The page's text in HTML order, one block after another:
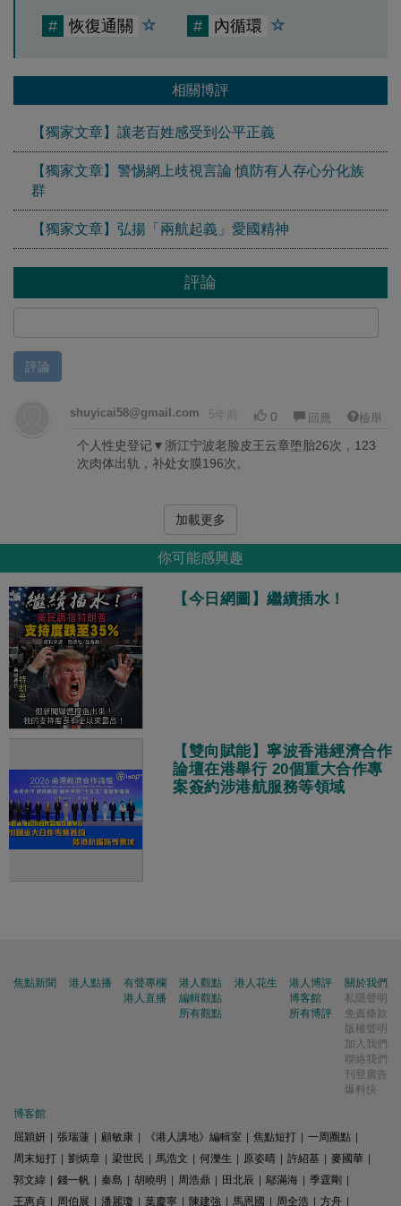
# 恢復通關 # 內循環
相關博評
【獨家文章】讓老百姓感受到公平正義
【獨家文章】警惕網上歧視言論 慎防有人存心分化族
群
【獨家文章】弘揚「兩航起義」愛國精神
評論
評論
shuyicai58@gmail.com 5年前 0 回應 檢舉
个人性史登记▼浙江宁波老脸皮王云章堕胎26次，123
次肉体出轨，补处女膜196次。
加載更多
你可能感興趣
【今日網圖】繼續插水！
【雙向賦能】寧波香港經濟合作
論壇在港舉行 20個重大合作專
案簽約涉港航服務等領域
焦點新聞 港人點播
有聲專欄
港人直播
港人觀點
編輯觀點
所有觀點
港人花生
港人博評
博客館
所有博評
關於我們
私隱聲明
免責條款
版權聲明
加入我們
聯絡我們
刊登廣告
爆料快
博客館
屈穎妍
張瑞蓮 顧敏康 《港人講地》編輯室 焦點短打 一周圈點
周末短打
劉炳章 梁世民 馬浩文 何濼生 原姿晴 許紹基 麥國華
郭文緯
錢一帆 秦島 胡曉明 周浩鼎 田北辰 鄔滿海 季霆剛
王惠貞
周伯展 潘麗瓊 葉慶寧 陳建強 馬恩國 周全浩 方舟